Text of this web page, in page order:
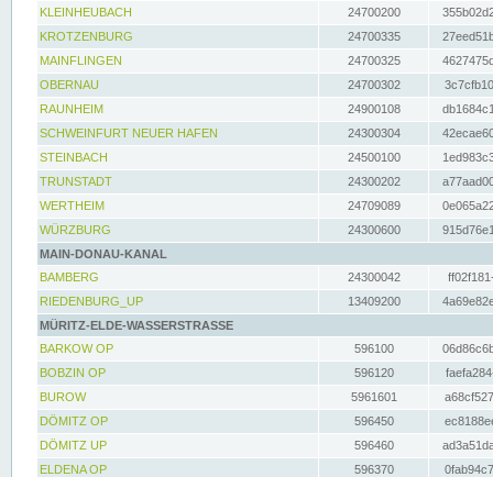
KLEINHEUBACH 24700200
KROTZENBURG
24700335
MAINFLINGEN
24700325
OBERNAU
24700302
RAUNHEIM
24900108
SCHWEINFURT NEUER HAFEN
24300304
STEINBACH
24500100
TRUNSTADT
24300202
WERTHEIM
24709089
WÜRZBURG
24300600
MAIN-DONAU-KANAL
BAMBERG
24300042
RIEDENBURG_UP
13409200
MÜRITZ-ELDE-WASSERSTRASSE
BARKOW OP
596100
BOBZIN OP
596120
BUROW
5961601
DÖMITZ OP
596450
DÖMITZ UP
596460
ELDENA OP
596370